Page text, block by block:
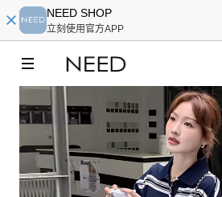
NEED SHOP
立刻使用官方APP